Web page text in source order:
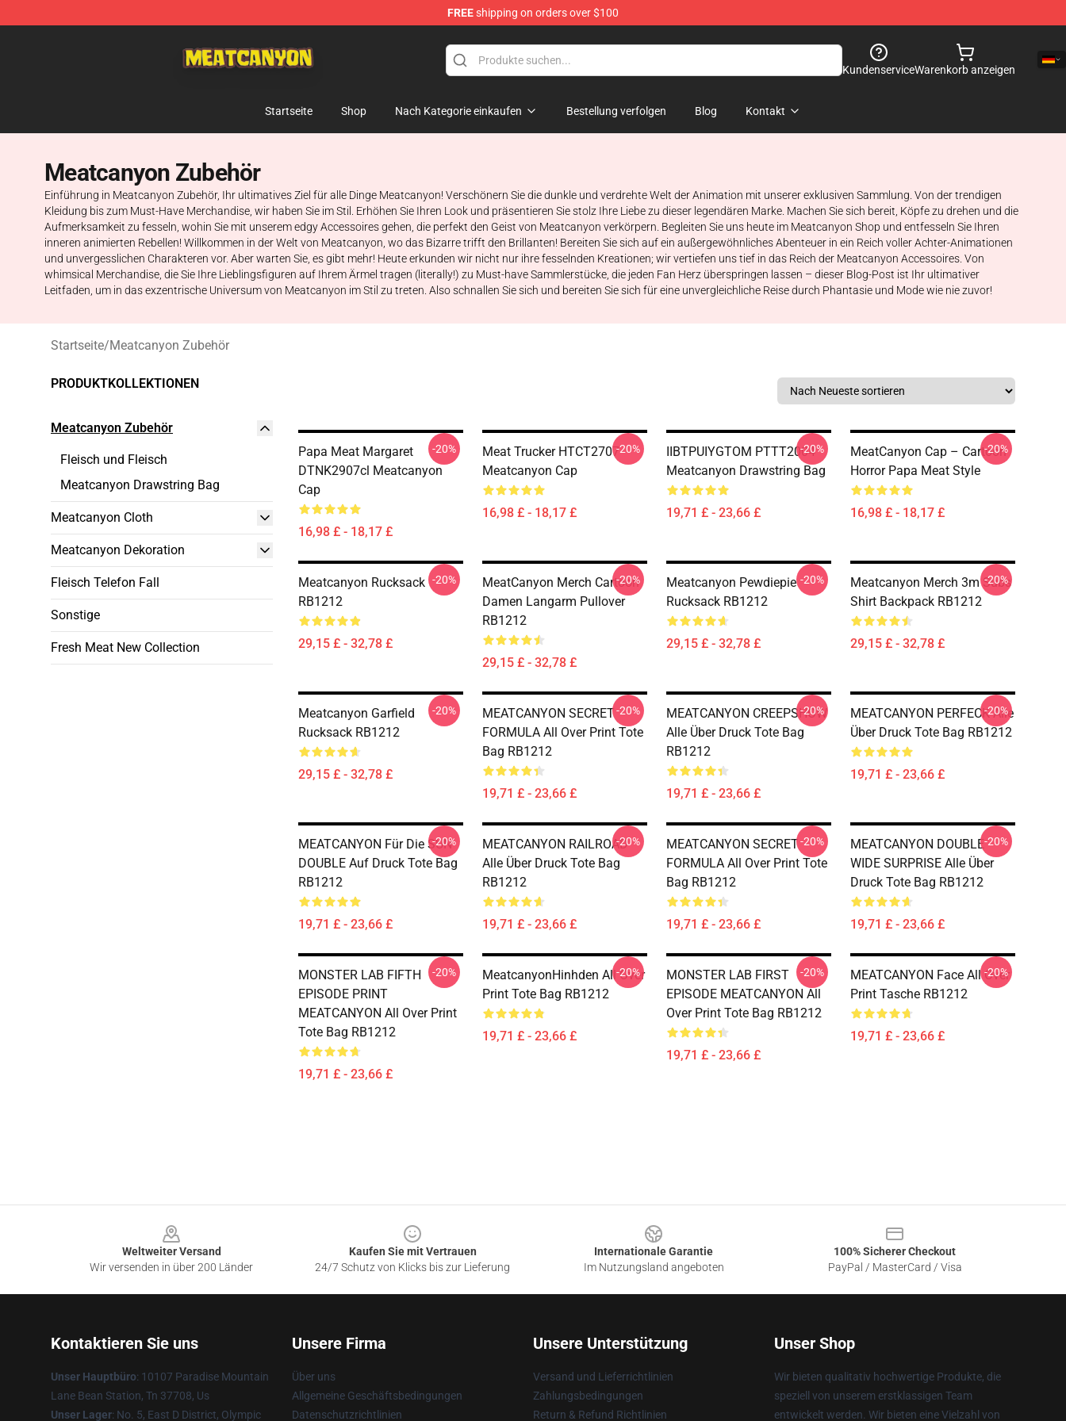
FREEshipping on orders over $100
KundenserviceWarenkorb anzeigen
Startseite Shop Nach Kategorie einkaufen Bestellung verfolgen Blog Kontakt
Meatcanyon Zubehör
Einführung in Meatcanyon Zubehör, Ihr ultimatives Ziel für alle Dinge Meatcanyon! Verschönern Sie die dunkle und verdrehte Welt der Animation mit unserer exklusiven Sammlung. Von der trendigen
Kleidung bis zum Must-Have Merchandise, wir haben Sie im Stil. Erhöhen Sie Ihren Look und präsentieren Sie stolz Ihre Liebe zu dieser legendären Marke. Machen Sie sich bereit, Köpfe zu drehen und die
Aufmerksamkeit zu fesseln, wohin Sie mit unserem edgy Accessoires gehen, die perfekt den Geist von Meatcanyon verkörpern. Begleiten Sie uns heute im Meatcanyon Shop und entfesseln Sie Ihren
inneren animierten Rebellen! Willkommen in der Welt von Meatcanyon, wo das Bizarre trifft den Brillanten! Bereiten Sie sich auf ein außergewöhnliches Abenteuer in ein Reich voller Achter-Animationen
und unvergesslichen Charakteren vor. Aber warten Sie, es gibt mehr! Heute erkunden wir nicht nur ihre fesselnden Kreationen; wir vertiefen uns tief in das Reich der Meatcanyon Accessoires. Von
whimsical Merchandise, die Sie Ihre Lieblingsfiguren auf Ihrem Ärmel tragen (literally!) zu Must-have Sammlerstücke, die jeden Fan Herz überspringen lassen – dieser Blog-Post ist Ihr ultimativer
Leitfaden, um in das exzentrische Universum von Meatcanyon im Stil zu treten. Also schnallen Sie sich und bereiten Sie sich für eine unvergleichliche Reise durch Phantasie und Mode wie nie zuvor!
Startseite/Meatcanyon Zubehör
PRODUKTKOLLEKTIONEN
Meatcanyon Zubehör
Fleisch und Fleisch
Meatcanyon Drawstring Bag
Meatcanyon Cloth
Meatcanyon Dekoration
Fleisch Telefon Fall
Sonstige
Fresh Meat New Collection
Papa Meat Margaret
DTNK2907cl Meatcanyon
Cap
16,98 £ - 18,17 £
-20%
Meat Trucker HTCT2707
Meatcanyon Cap
16,98 £ - 18,17 £
-20%
IIBTPUIYGTOM PTTT2004
Meatcanyon Drawstring Bag
19,71 £ - 23,66 £
-20%
MeatCanyon Cap – Cartoon
Horror Papa Meat Style
16,98 £ - 18,17 £
-20%
Meatcanyon Rucksack
RB1212
29,15 £ - 32,78 £
-20%
MeatCanyon Merch Cartoon
Damen Langarm Pullover
RB1212
29,15 £ - 32,78 £
-20%
Meatcanyon Pewdiepie
Rucksack RB1212
29,15 £ - 32,78 £
-20%
Meatcanyon Merch 3m Subs
Shirt Backpack RB1212
29,15 £ - 32,78 £
-20%
Meatcanyon Garfield
Rucksack RB1212
29,15 £ - 32,78 £
-20%
MEATCANYON SECRET
FORMULA All Over Print Tote
Bag RB1212
19,71 £ - 23,66 £
-20%
MEATCANYON CREEPSHOW
Alle Über Druck Tote Bag
RB1212
19,71 £ - 23,66 £
-20%
MEATCANYON PERFECK Alle
Über Druck Tote Bag RB1212
19,71 £ - 23,66 £
-20%
MEATCANYON Für Die SUN
DOUBLE Auf Druck Tote Bag
RB1212
19,71 £ - 23,66 £
-20%
MEATCANYON RAILROAD
Alle Über Druck Tote Bag
RB1212
19,71 £ - 23,66 £
-20%
MEATCANYON SECRET
FORMULA All Over Print Tote
Bag RB1212
19,71 £ - 23,66 £
-20%
MEATCANYON DOUBLE
WIDE SURPRISE Alle Über
Druck Tote Bag RB1212
19,71 £ - 23,66 £
-20%
MONSTER LAB FIFTH
EPISODE PRINT
MEATCANYON All Over Print
Tote Bag RB1212
19,71 £ - 23,66 £
-20%
MeatcanyonHinhden All Over
Print Tote Bag RB1212
19,71 £ - 23,66 £
-20%
MONSTER LAB FIRST
EPISODE MEATCANYON All
Over Print Tote Bag RB1212
19,71 £ - 23,66 £
-20%
MEATCANYON Face All Over
Print Tasche RB1212
19,71 £ - 23,66 £
-20%
Weltweiter Versand
Wir versenden in über 200 Länder
Kaufen Sie mit Vertrauen
24/7 Schutz von Klicks bis zur Lieferung
Internationale Garantie
Im Nutzungsland angeboten
100% Sicherer Checkout
PayPal / MasterCard / Visa
Kontaktieren Sie uns
Unser Hauptbüro: 10107 Paradise Mountain
Lane Bean Station, Tn 37708, Us
Unser Lager: No. 5, East D District, Olympic
Unsere Firma
Über uns
Allgemeine Geschäftsbedingungen
Datenschutzrichtlinien
Unsere Unterstützung
Versand und Lieferrichtlinien
Zahlungsbedingungen
Return & Refund Richtlinien
Unser Shop
Wir bieten qualitativ hochwertige Produkte, die
speziell von unserem erstklassigen Team
entwickelt werden. Wir bieten eine Vielzahl von